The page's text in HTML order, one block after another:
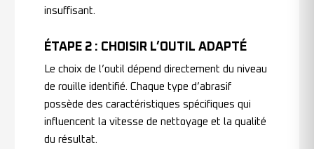
insuffisant.
ÉTAPE 2 : CHOISIR L’OUTIL ADAPTÉ
Le choix de l’outil dépend directement du niveau
de rouille identifié. Chaque type d’abrasif
possède des caractéristiques spécifiques qui
influencent la vitesse de nettoyage et la qualité
du résultat.